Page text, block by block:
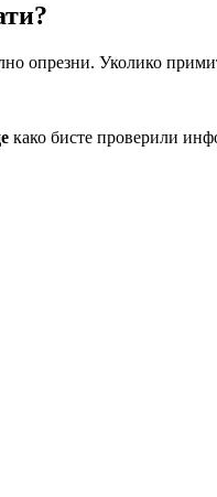
опрезни. Уколико
како бисте проверили